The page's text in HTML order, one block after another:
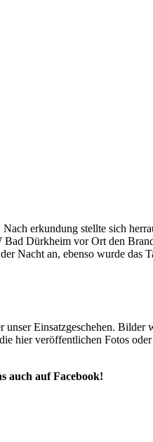
erkundung stellte sich
Dürkheim vor Ort den
Nacht an, ebenso wurde das
Einsatzgeschehen. Bilder
hier veröffentlichen Fotos
auch auf Facebook!